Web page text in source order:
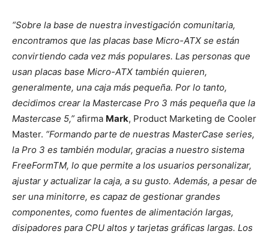
“Sobre la base de nuestra investigación comunitaria,
encontramos que las placas base Micro-ATX se están
convirtiendo cada vez más populares. Las personas que
usan placas base Micro-ATX también quieren,
generalmente, una caja más pequeña. Por lo tanto,
decidimos crear la Mastercase Pro 3 más pequeña que la
Mastercase 5,” afirma Mark, Product Marketing de Cooler
Master. “Formando parte de nuestras MasterCase series,
la Pro 3 es también modular, gracias a nuestro sistema
FreeFormTM, lo que permite a los usuarios personalizar,
ajustar y actualizar la caja, a su gusto. Además, a pesar de
ser una minitorre, es capaz de gestionar grandes
componentes, como fuentes de alimentación largas,
disipadores para CPU altos y tarjetas gráficas largas. Los